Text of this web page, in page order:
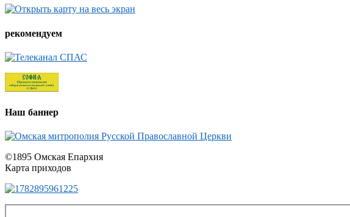
рекомендуем
Наш баннер
©1895 Омская Епархия
Карта приходов